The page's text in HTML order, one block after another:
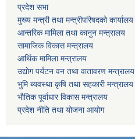
प्रदेश सभा
मुख्य मन्त्री तथा मन्त्रीपरिषदको कार्यालय
आन्तरिक मामिला तथा कानुन मन्त्रालय
सामाजिक विकास मन्त्रालय
आर्थिक मामिला मन्त्रालय
उद्याेग पर्यटन वन तथा वातावरण मन्त्रालय
भुमि ब्यवस्था कृषि तथा सहकारी मन्त्रालय
भाैतिक पूर्वाधार विकास मन्त्रालय
प्रदेश नीति तथा योजना आयोग